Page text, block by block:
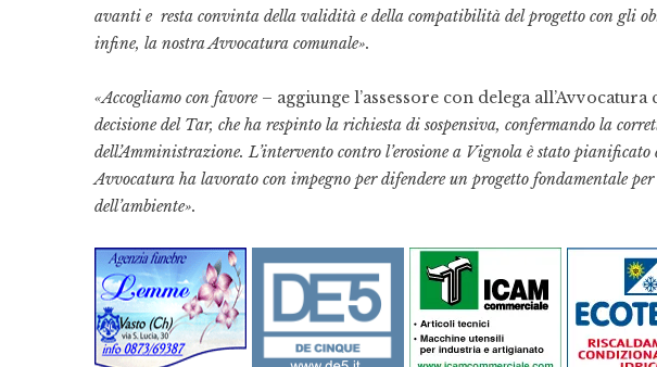
avanti e resta convinta della validità e della compatibilità del progetto con gli
infine, la nostra Avvocatura comunale».
«Accogliamo con favore– aggiunge l’assessore con delega all’Avvocatura
decisione del Tar, che ha respinto la richiesta di sospensiva, confermando la
dell’Amministrazione. L’intervento contro l’erosione a Vignola è stato
Avvocatura ha lavorato con impegno per difendere un progetto fondamentale
dell’ambiente».